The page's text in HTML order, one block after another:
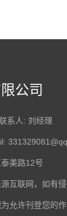
公司
人: 刘经理
美路12号
互联网，如有
允许刊登您的作